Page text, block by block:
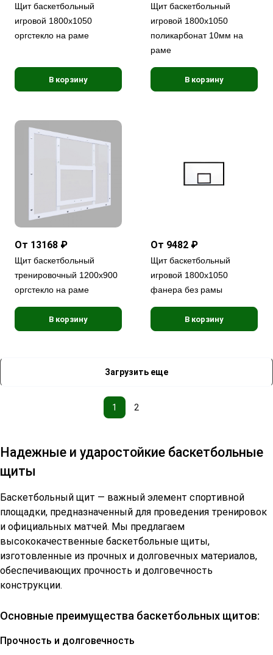
Щит баскетбольный
игровой 1800х1050
оргстекло на раме
В корзину
Щит баскетбольный
игровой 1800х1050
поликарбонат 10мм на
раме
В корзину
От 13168 ₽
Щит баскетбольный
тренировочный 1200х900
оргстекло на раме
В корзину
От 9482 ₽
Щит баскетбольный
игровой 1800х1050
фанера без рамы
В корзину
Загрузить еще
1 2
Надежные и ударостойкие баскетбольные
щиты
Баскетбольный щит — важный элемент спортивной
площадки, предназначенный для проведения тренировок
и официальных матчей. Мы предлагаем
высококачественные баскетбольные щиты,
изготовленные из прочных и долговечных материалов,
обеспечивающих прочность и долговечность
конструкции.
Основные преимущества баскетбольных щитов:
Прочность и долговечность